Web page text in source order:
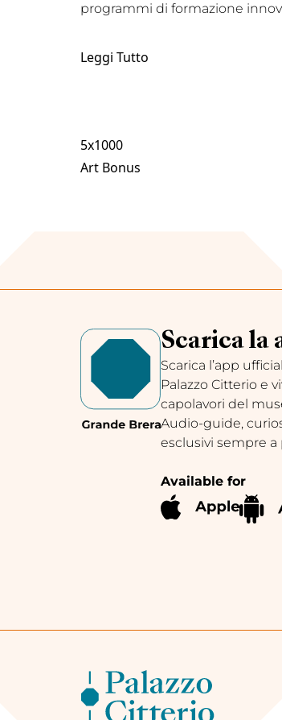
programmi di formazione
Leggi Tutto
5x1000
Art Bonus
Scarica la
Scarica l’app
Palazzo Citterio e
capolavori del
Audio-guide,
esclusivi sempre
Available for